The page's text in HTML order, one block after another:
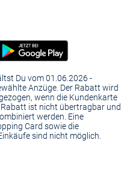
Du vom 01.06.2026 -
Anzüge. Der Rabatt wird
wenn die Kundenkarte
ist nicht übertragbar und
werden. Eine
Card sowie die
sind nicht möglich.